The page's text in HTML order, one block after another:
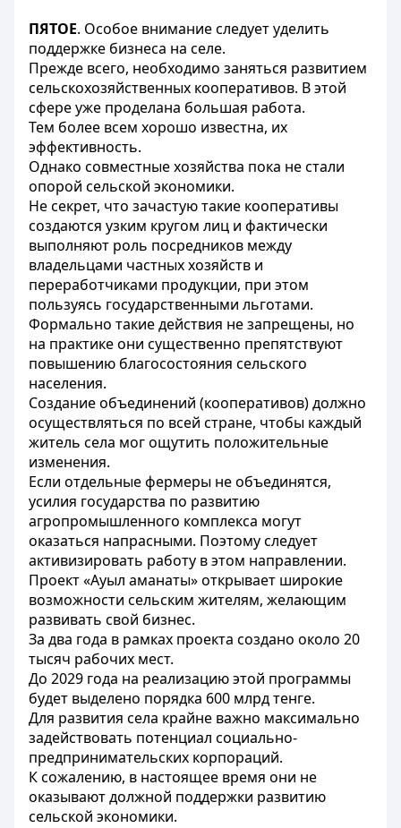
ПЯТОЕ. Особое внимание следует уделить
поддержке бизнеса на селе.
Прежде всего, необходимо заняться развитием
сельскохозяйственных кооперативов. В этой
сфере уже проделана большая работа.
Тем более всем хорошо известна, их
эффективность.
Однако совместные хозяйства пока не стали
опорой сельской экономики.
Не секрет, что зачастую такие кооперативы
создаются узким кругом лиц и фактически
выполняют роль посредников между
владельцами частных хозяйств и
переработчиками продукции, при этом
пользуясь государственными льготами.
Формально такие действия не запрещены, но
на практике они существенно препятствуют
повышению благосостояния сельского
населения.
Создание объединений (кооперативов) должно
осуществляться по всей стране, чтобы каждый
житель села мог ощутить положительные
изменения.
Если отдельные фермеры не объединятся,
усилия государства по развитию
агропромышленного комплекса могут
оказаться напрасными. Поэтому следует
активизировать работу в этом направлении.
Проект «Ауыл аманаты» открывает широкие
возможности сельским жителям, желающим
развивать свой бизнес.
За два года в рамках проекта создано около 20
тысяч рабочих мест.
До 2029 года на реализацию этой программы
будет выделено порядка 600 млрд тенге.
Для развития села крайне важно максимально
задействовать потенциал социально-
предпринимательских корпораций.
К сожалению, в настоящее время они не
оказывают должной поддержки развитию
сельской экономики.